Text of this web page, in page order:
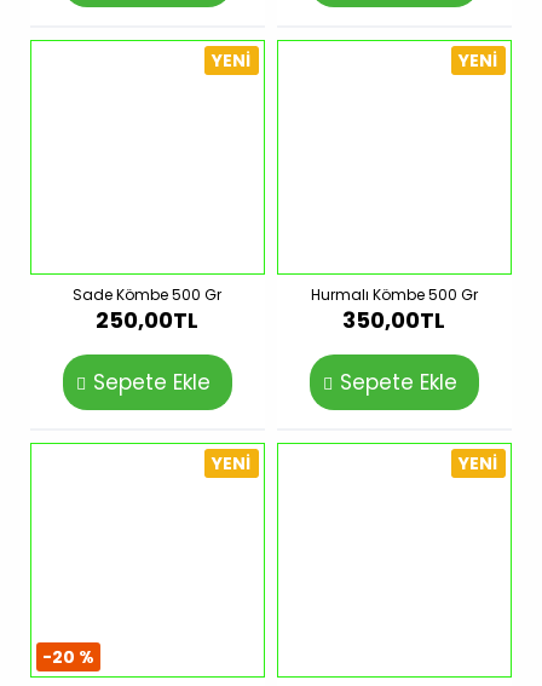
YENI
Sade Kömbe 500 Gr
250,00TL
Sepete Ekle
YENI
Hurmalı Kömbe 500 Gr
350,00TL
Sepete Ekle
YENI
-20 %
YENI